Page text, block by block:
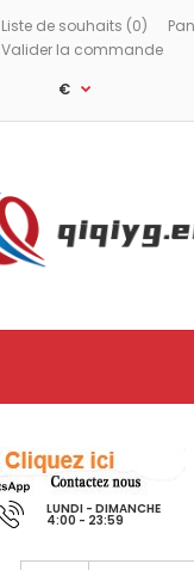
Liste de souhaits (0)
Valider la commande
€
LUNDI - DIMANCHE
4:00 - 23:59